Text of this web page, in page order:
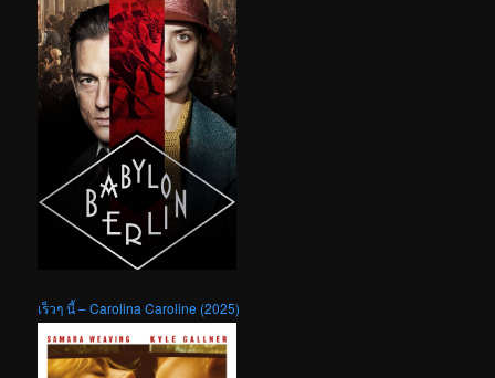
เร็วๆ นี้ – Carolina Caroline (2025)